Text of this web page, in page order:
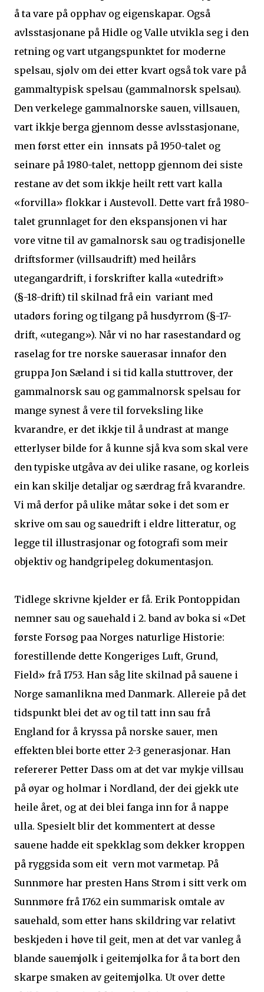
å ta vare på opphav og eigenskapar. Også
avlsstasjonane på Hidle og Valle utvikla seg i den
retning og vart utgangspunktet for moderne
spelsau, sjølv om dei etter kvart også tok vare på
gammaltypisk spelsau (gammalnorsk spelsau).
Den verkelege gammalnorske sauen, villsauen,
vart ikkje berga gjennom desse avlsstasjonane,
men først etter ein innsats på 1950-talet og
seinare på 1980-talet, nettopp gjennom dei siste
restane av det som ikkje heilt rett vart kalla
«forvilla» flokkar i Austevoll. Dette vart frå 1980-
talet grunnlaget for den ekspansjonen vi har
vore vitne til av gamalnorsk sau og tradisjonelle
driftsformer (villsaudrift) med heilårs
utegangardrift, i forskrifter kalla «utedrift»
(§-18-drift) til skilnad frå ein variant med
utadørs foring og tilgang på husdyrrom (§-17-
drift, «utegang»). Når vi no har rasestandard og
raselag for tre norske sauerasar innafor den
gruppa Jon Sæland i si tid kalla stuttrover, der
gammalnorsk sau og gammalnorsk spelsau for
mange synest å vere til forveksling like
kvarandre, er det ikkje til å undrast at mange
etterlyser bilde for å kunne sjå kva som skal vere
den typiske utgåva av dei ulike rasane, og korleis
ein kan skilje detaljar og særdrag frå kvarandre.
Vi må derfor på ulike måtar søke i det som er
skrive om sau og sauedrift i eldre litteratur, og
legge til illustrasjonar og fotografi som meir
objektiv og handgripeleg dokumentasjon.
Tidlege skrivne kjelder er få. Erik Pontoppidan
nemner sau og sauehald i 2. band av boka si «Det
første Forsøg paa Norges naturlige Historie:
forestillende dette Kongeriges Luft, Grund,
Field» frå 1753. Han såg lite skilnad på sauene i
Norge samanlikna med Danmark. Allereie på det
tidspunkt blei det av og til tatt inn sau frå
England for å kryssa på norske sauer, men
effekten blei borte etter 2-3 generasjonar. Han
refererer Petter Dass om at det var mykje villsau
på øyar og holmar i Nordland, der dei gjekk ute
heile året, og at dei blei fanga inn for å nappe
ulla. Spesielt blir det kommentert at desse
sauene hadde eit spekklag som dekker kroppen
på ryggsida som eit vern mot varmetap. På
Sunnmøre har presten Hans Strøm i sitt verk om
Sunnmøre frå 1762 ein summarisk omtale av
sauehald, som etter hans skildring var relativt
beskjeden i høve til geit, men at det var vanleg å
blande sauemjølk i geitemjølka for å ta bort den
skarpe smaken av geitemjølka. Ut over dette